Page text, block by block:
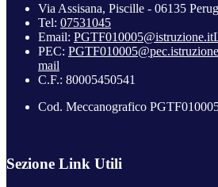
Via Assisana, Piscille - 06135
Tel: 07531045
Email: PGTF010005@istruzione.it
PEC:
mail
C.F.: 80005450541
Cod. Meccanografico
Sezione Link Utili